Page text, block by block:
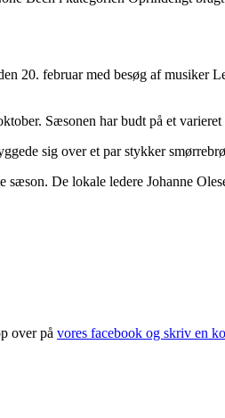
20. februar med besøg af musiker
Sæsonen har budt på et
sig over et par stykker
De lokale ledere Johanne
over på vores facebook og skriv en